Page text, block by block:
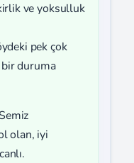
ve yoksulluk
pek çok
duruma
olan, iyi